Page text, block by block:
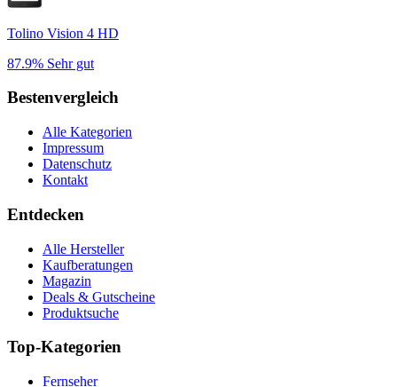
Tolino Vision 4 HD
87.9% Sehr gut
Bestenvergleich
Alle Kategorien
Impressum
Datenschutz
Kontakt
Entdecken
Alle Hersteller
Kaufberatungen
Magazin
Deals & Gutscheine
Produktsuche
Top-Kategorien
Fernseher